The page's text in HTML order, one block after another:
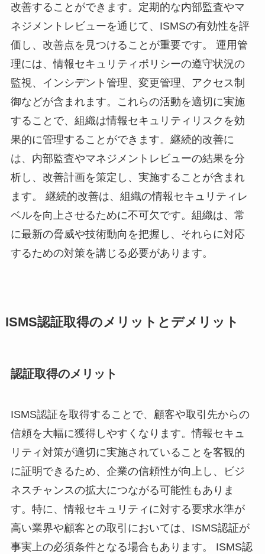
改善することができます。定期的な内部監査やマ
ネジメントレビューを通じて、ISMSの有効性を評
価し、改善点を見つけることが重要です。 運用管
理には、情報セキュリティポリシーの遵守状況の
監視、インシデント管理、変更管理、アクセス制
御などが含まれます。これらの活動を適切に実施
することで、組織は情報セキュリティリスクを効
果的に管理することができます。継続的改善に
は、内部監査やマネジメントレビューの結果を分
析し、改善計画を策定し、実施することが含まれ
ます。 継続的改善は、組織の情報セキュリティレ
ベルを向上させるために不可欠です。組織は、常
に最新の脅威や技術動向を把握し、それらに対応
するための対策を講じる必要があります。
ISMS認証取得のメリットとデメリット
認証取得のメリット
ISMS認証を取得することで、顧客や取引先からの
信頼を大幅に獲得しやすくなります。情報セキュ
リティ対策が適切に実施されていることを客観的
に証明できるため、企業の信頼性が向上し、ビジ
ネスチャンスの拡大につながる可能性もありま
す。特に、情報セキュリティに対する要求水準が
高い業界や顧客との取引においては、ISMS認証が
事実上の必須条件となる場合もあります。 ISMS認